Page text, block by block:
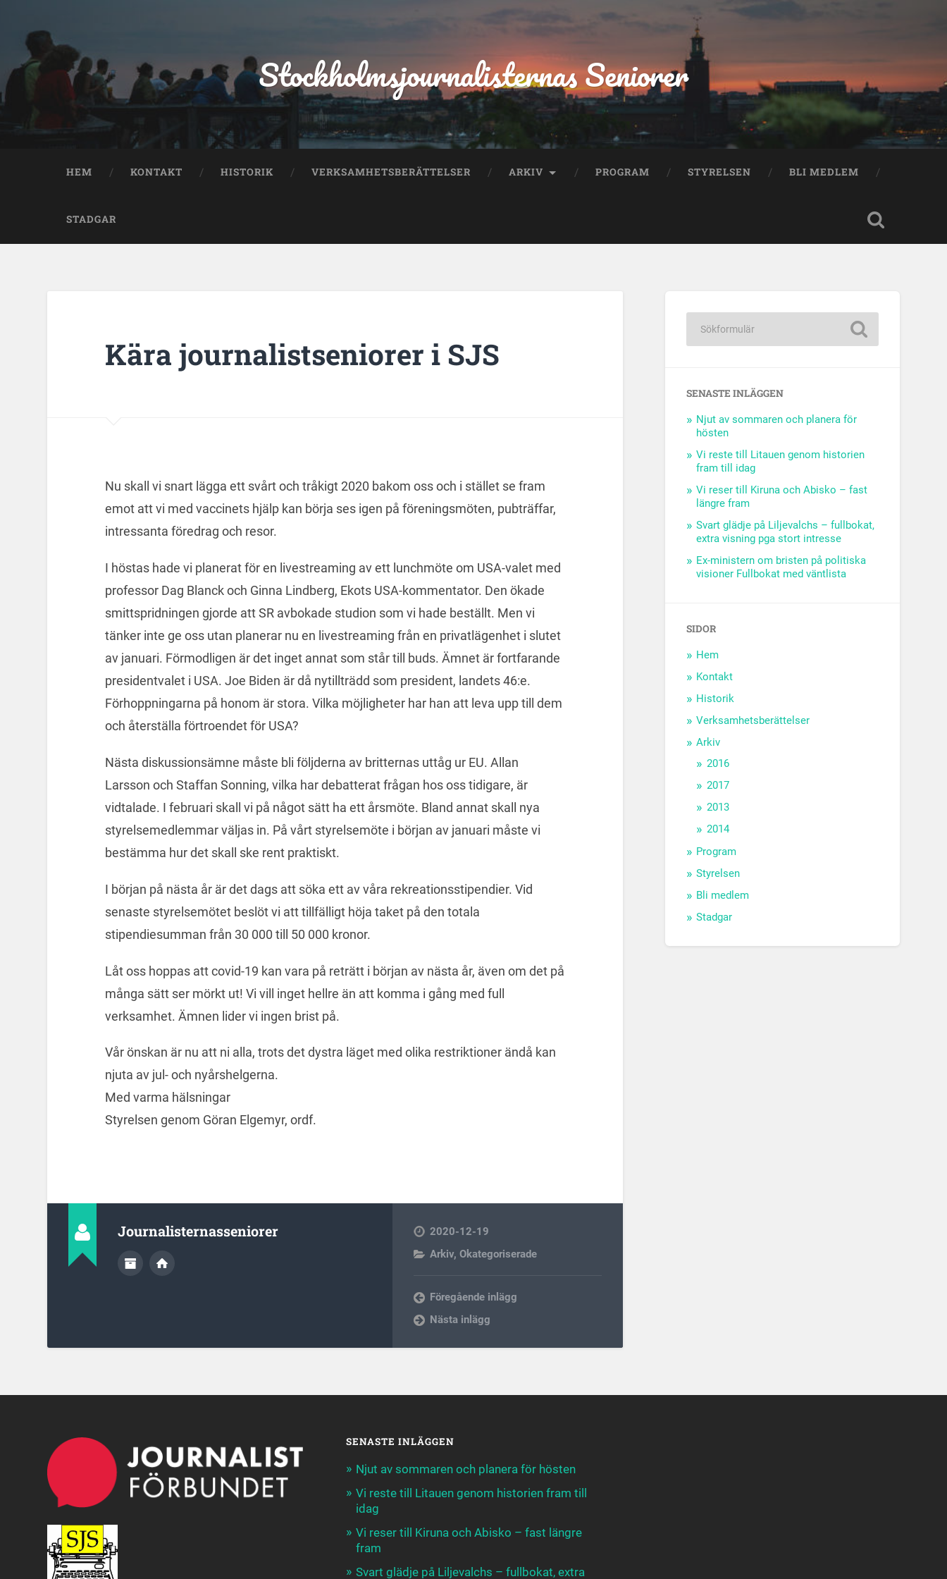
Stockholmsjournalisternas Seniorer
HEM KONTAKT HISTORIK VERKSAMHETSBERÄTTELSER ARKIV PROGRAM STYRELSEN BLI MEDLEM
STADGAR
Kära journalistseniorer i SJS
Nu skall vi snart lägga ett svårt och tråkigt 2020 bakom oss och i stället se fram
emot att vi med vaccinets hjälp kan börja ses igen på föreningsmöten, pubträffar,
intressanta föredrag och resor.
I höstas hade vi planerat för en livestreaming av ett lunchmöte om USA-valet med
professor Dag Blanck och Ginna Lindberg, Ekots USA-kommentator. Den ökade
smittspridningen gjorde att SR avbokade studion som vi hade beställt. Men vi
tänker inte ge oss utan planerar nu en livestreaming från en privatlägenhet i slutet
av januari. Förmodligen är det inget annat som står till buds. Ämnet är fortfarande
presidentvalet i USA. Joe Biden är då nytillträdd som president, landets 46:e.
Förhoppningarna på honom är stora. Vilka möjligheter har han att leva upp till dem
och återställa förtroendet för USA?
Nästa diskussionsämne måste bli följderna av britternas uttåg ur EU. Allan
Larsson och Staffan Sonning, vilka har debatterat frågan hos oss tidigare, är
vidtalade. I februari skall vi på något sätt ha ett årsmöte. Bland annat skall nya
styrelsemedlemmar väljas in. På vårt styrelsemöte i början av januari måste vi
bestämma hur det skall ske rent praktiskt.
I början på nästa år är det dags att söka ett av våra rekreationsstipendier. Vid
senaste styrelsemötet beslöt vi att tillfälligt höja taket på den totala
stipendiesumman från 30 000 till 50 000 kronor.
Låt oss hoppas att covid-19 kan vara på reträtt i början av nästa år, även om det på
många sätt ser mörkt ut! Vi vill inget hellre än att komma i gång med full
verksamhet. Ämnen lider vi ingen brist på.
Vår önskan är nu att ni alla, trots det dystra läget med olika restriktioner ändå kan
njuta av jul- och nyårshelgerna.
Med varma hälsningar
Styrelsen genom Göran Elgemyr, ordf.
Journalisternasseniorer
2020-12-19
Arkiv,Okategoriserade
Föregående inlägg
Nästa inlägg
SENASTE INLÄGGEN
Njut av sommaren och planera för
hösten
Vi reste till Litauen genom historien
fram till idag
Vi reser till Kiruna och Abisko – fast
längre fram
Svart glädje på Liljevalchs – fullbokat,
extra visning pga stort intresse
Ex-ministern om bristen på politiska
visioner Fullbokat med väntlista
SIDOR
Hem
Kontakt
Historik
Verksamhetsberättelser
Arkiv
2016
2017
2013
2014
Program
Styrelsen
Bli medlem
Stadgar
SENASTE INLÄGGEN
Njut av sommaren och planera för hösten
Vi reste till Litauen genom historien fram till
idag
Vi reser till Kiruna och Abisko – fast längre
fram
Svart glädje på Liljevalchs – fullbokat, extra